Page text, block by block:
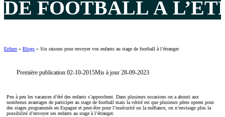
DE FOOTBALL À
Ertheo » Blogs » Six raisons pour envoyer vos enfants au stage de football à l’étranger
Première publication 02-10-2015Mis à jour 28-09-2023
Peu à peu les vacances d’été des enfants s’approchent. Dans plusieurs occasions on a abouti aux
nombreux avantages de participer au stage de football mais la vérité est que plusieurs pères optent pour
des stages programmés en Espagne et peut-être pour l’insécurité ou la méfiance, on n’envisage plus la
possibilité d’envoyer ses enfants au stage à l’étranger.